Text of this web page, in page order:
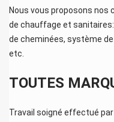
Nous vous proposons
de chauffage et
de cheminées, système
etc.
TOUTES
Travail soigné effectué